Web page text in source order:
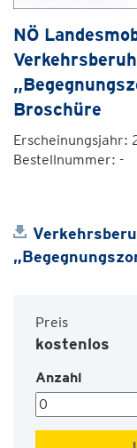
NÖ
Broschüre
Erscheinungsjahr:
Bestellnummer: -
Preis
kostenlos
Anzahl